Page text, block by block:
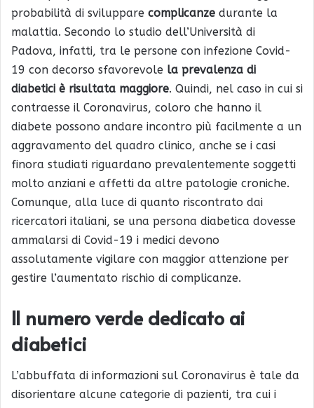
probabilità di sviluppare complicanze durante la
malattia. Secondo lo studio dell’Università di
Padova, infatti, tra le persone con infezione Covid-
19 con decorso sfavorevole la prevalenza di
diabetici è risultata maggiore. Quindi, nel caso in cui si
contraesse il Coronavirus, coloro che hanno il
diabete possono andare incontro più facilmente a un
aggravamento del quadro clinico, anche se i casi
finora studiati riguardano prevalentemente soggetti
molto anziani e affetti da altre patologie croniche.
Comunque, alla luce di quanto riscontrato dai
ricercatori italiani, se una persona diabetica dovesse
ammalarsi di Covid-19 i medici devono
assolutamente vigilare con maggior attenzione per
gestire l’aumentato rischio di complicanze.
Il numero verde dedicato ai
diabetici
L’abbuffata di informazioni sul Coronavirus è tale da
disorientare alcune categorie di pazienti, tra cui i